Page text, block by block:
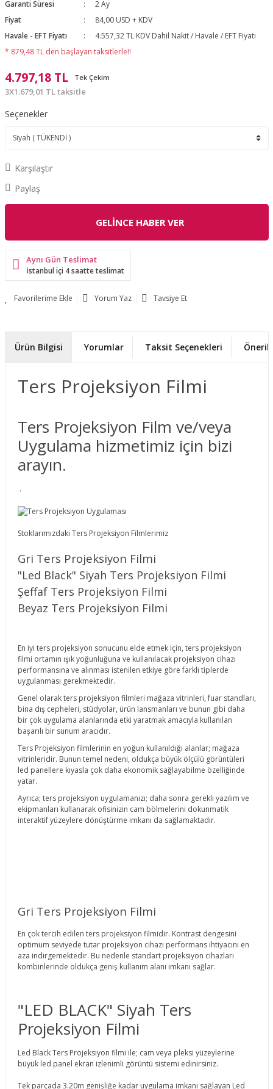
Garanti Süresi
2 Ay
Fiyat
84,00 USD + KDV
Havale - EFT Fiyatı
4.557,32 TL KDV Dahil Nakit / Havale / EFT Fiyatı
* 879,48 TL den başlayan taksitlerle!!
4.797,18 TL Tek Çekim
3X1.679,01 TL taksitle
Seçenekler
Karşılaştır
Paylaş
GELİNCE HABER VER
Aynı Gün Teslimat
İstanbul içi 4 saatte teslimat
Yorum Yaz Tavsiye Et
Ürün Bilgisi Yorumlar Taksit Seçenekleri
Ters Projeksiyon Filmi
Ters Projeksiyon Film ve/veya
Uygulama hizmetimiz için bizi
arayın.
.
Stoklarımızdaki Ters Projeksiyon Filmlerimiz
Gri Ters Projeksiyon Filmi
"Led Black" Siyah Ters Projeksiyon Filmi
Şeffaf Ters Projeksiyon Filmi
Beyaz Ters Projeksiyon Filmi
En iyi ters projeksiyon sonucunu elde etmek için, ters projeksiyon
filmi ortamın ışık yoğunluğuna ve kullanılacak projeksiyon cihazı
performansına ve alınması istenilen etkiye göre farklı tiplerde
uygulanması gerekmektedir.
Genel olarak ters projeksiyon filmleri mağaza vitrinleri, fuar standları,
bina dış cepheleri, stüdyolar, ürün lansmanları ve bunun gibi daha
bir çok uygulama alanlarında etki yaratmak amacıyla kullanılan
başarılı bir sunum aracıdır.
Ters Projeksiyon filmlerinin en yoğun kullanıldığı alanlar; mağaza
vitrinleridir. Bunun temel nedeni, oldukça büyük ölçülü görüntüleri
led panellere kıyasla çok daha ekonomik sağlayabilme özelliğinde
yatar.
Ayrıca; ters projeksiyon uygulamanızı; daha sonra gerekli yazılım ve
ekipmanları kullanarak ofisinizin cam bölmelerini dokunmatik
interaktif yüzeylere dönüştürme imkanı da sağlamaktadır.
Gri Ters Projeksiyon Filmi
En çok tercih edilen ters projeksiyon filmidir. Kontrast dengesini
optimum seviyede tutar projeksiyon cihazı performans ihtiyacını en
aza indirgemektedir. Bu nedenle standart projeksiyon cihazları
kombinlerinde oldukça geniş kullanım alanı imkanı sağlar.
"LED BLACK" Siyah Ters
Projeksiyon Filmi
Led Black Ters Projeksiyon filmi ile; cam veya pleksi yüzeylerine
büyük led panel ekran izlenimli görüntü sistemi edinirsiniz.
Tek parçada 3.20m genişliğe kadar uygulama imkanı sağlayan Led